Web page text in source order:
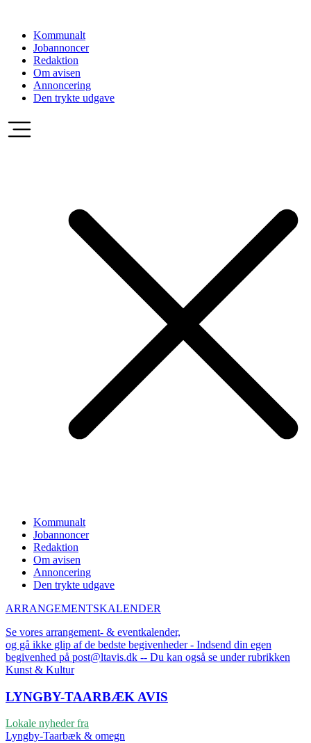
indholdKommunalt
Jobannoncer
Redaktion
Om avisen
Annoncering
Den trykte udgave
Kommunalt
Jobannoncer
Redaktion
Om avisen
Annoncering
Den trykte udgave
ARRANGEMENTSKALENDER
Se vores arrangement- & eventkalender,
og gå ikke glip af de bedste begivenheder - Indsend din egen
begivenhed på post@ltavis.dk -- Du kan også se under rubrikken
Kunst & Kultur
LYNGBY-TAARBÆK AVIS
Lokale nyheder fra
Lyngby-Taarbæk & omegn